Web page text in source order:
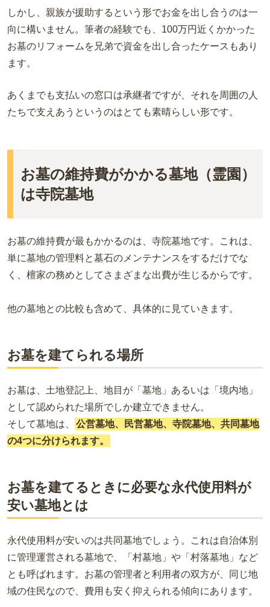
しかし、親族が援助するという形でお金を出し合うのは一
向に構いません。筆者の経験でも、100万円近くかかった
お墓のリフォームを兄弟で資金を出し合ったケースもあり
ます。
あくまでも支払いの窓口は承継者ですが、それを周囲の人
たちで支えあうというのはとても素晴らしい形です。
お墓の維持費がかかる墓地（霊園）
は寺院墓地
お墓の維持費が最もかかるのは、寺院墓地です。これは、
単に墓地の管理料と墓石のメンテナンスをするだけでな
く、 檀家の務めとしてさまざまな出費が生じるからです。
他の墓地との比較も含めて、具体的に見ていきます。
お墓を建てられる場所
お墓は、土地登記上、地目が「墓地」あるいは「境内地」
として認められた場所でしか建立できません。
そして墓地は、
公営墓地、民営墓地、寺院墓地、共同墓地
の4つに分けられます。
お墓を建てるときに必要な永代使用料が
安い墓地とは
永代使用料が安いのは共同墓地でしょう。これは自治体別
に管理運営される墓地で、「村墓地」や「村落墓地」など
とも呼ばれます。お墓の管理者と利用者の双方が、同じ地
域の住民なので、費用も安く抑えられる傾向にあります。